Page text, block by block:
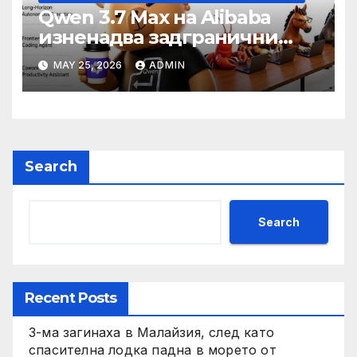
Qwen 3.7 Max на Alibaba
изненадва задгранични
разработчици с 35-часово
автономно изпълнение на
задачи
MAY 25, 2026 ADMIN
Search
Search
Recent Posts
3-ма загинаха в Малайзия, след като
спасителна лодка падна в морето от